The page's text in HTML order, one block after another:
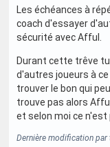
Les échéances à
coach d'essayer
sécurité avec Afful.
Durant cette trêve
d'autres joueurs à
trouver le bon qui
trouve pas alors
et selon moi ce n'est
Dernière modification